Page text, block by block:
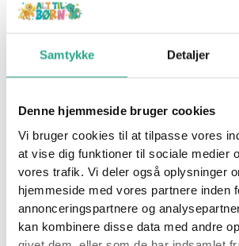
Samtykke Detaljer
Denne hjemmeside bruger cookies
Vi bruger cookies til at tilpasse vores
at vise dig funktioner til sociale medier
vores trafik. Vi deler også oplysninger
hjemmeside med vores partnere inden
annonceringspartnere og
kan kombinere disse data med andre
1.499,00kr.
Beskrivelse
Spørg om produktet
Denne Base opfylder de senste
Cybexs “familiesystem” sammen med
M2 i-Size, så du kun behøver én base til to